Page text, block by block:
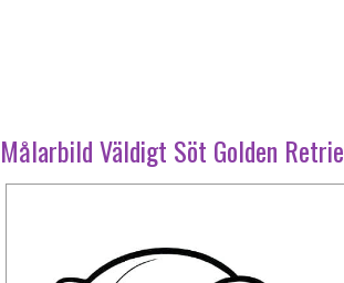
Målarbild Väldigt Söt Golden